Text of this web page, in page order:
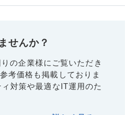
せんか？
の企業様にご覧いただき
考価格も掲載しておりま
対策や最適なIT運用のた